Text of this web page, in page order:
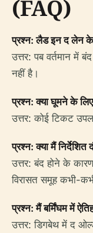
(FAQ)
प्रश्न: लैड इन द लेन
उत्तर: पब वर्तमान में
नहीं है।
प्रश्न: क्या घूमने के
उत्तर: कोई टिकट
प्रश्न: क्या मैं निर्देशित
उत्तर: बंद होने के
विरासत समूह कभी-
प्रश्न: मैं बर्मिंघम में
उत्तर: डिगबेथ में द